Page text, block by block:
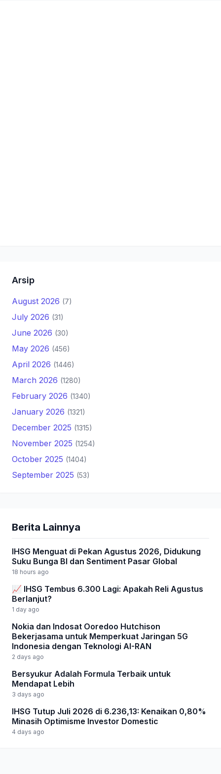
Arsip
August 2026 (7)
July 2026 (31)
June 2026 (30)
May 2026 (456)
April 2026 (1446)
March 2026 (1280)
February 2026 (1340)
January 2026 (1321)
December 2025 (1315)
November 2025 (1254)
October 2025 (1404)
September 2025 (53)
Berita Lainnya
IHSG Menguat di Pekan Agustus 2026, Didukung
Suku Bunga BI dan Sentiment Pasar Global
18 hours ago
📈 IHSG Tembus 6.300 Lagi: Apakah Reli Agustus
Berlanjut?
1 day ago
Nokia dan Indosat Ooredoo Hutchison
Bekerjasama untuk Memperkuat Jaringan 5G
Indonesia dengan Teknologi AI-RAN
2 days ago
Bersyukur Adalah Formula Terbaik untuk
Mendapat Lebih
3 days ago
IHSG Tutup Juli 2026 di 6.236,13: Kenaikan 0,80%
Minasih Optimisme Investor Domestic
4 days ago